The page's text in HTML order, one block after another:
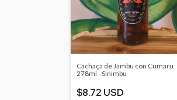
Cachaça de Jambu con Cumaru
278ml - Sinimbu
$8.72 USD